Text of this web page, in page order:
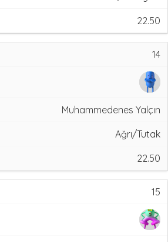
22.50
14
Muhammedenes Yalçın
Ağrı/Tutak
22.50
15